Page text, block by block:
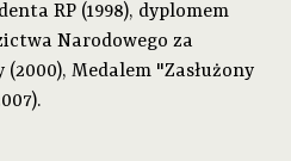
RP (1998), dyplomem
Narodowego za
Medalem "Zasłużony